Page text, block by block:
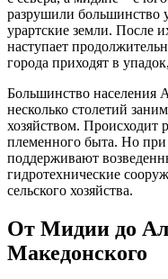
разрушили большинство
урартские земли. После
наступает
города приходят в
Большинство населения
несколько столетий
хозяйством. Происходит
племенного быта. Но при
поддерживают
гидротехнические
сельского хозяйства.
От Мидии до
Македонского